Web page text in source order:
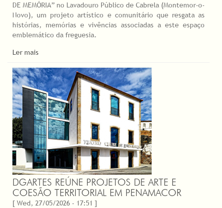
DE MEMÓRIA” no Lavadouro Público de Cabrela (Montemor-o-
Novo), um projeto artístico e comunitário que resgata as
histórias, memórias e vivências associadas a este espaço
emblemático da freguesia.
Ler mais
DGARTES REÚNE PROJETOS DE ARTE E
COESÃO TERRITORIAL EM PENAMACOR
[ Wed, 27/05/2026 - 17:51 ]